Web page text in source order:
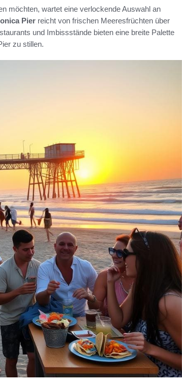
möchten, wartet eine verlockende Auswahl an
Pier reicht von frischen Meeresfrüchten über
und Imbissstände bieten eine breite Palette
zu stillen.